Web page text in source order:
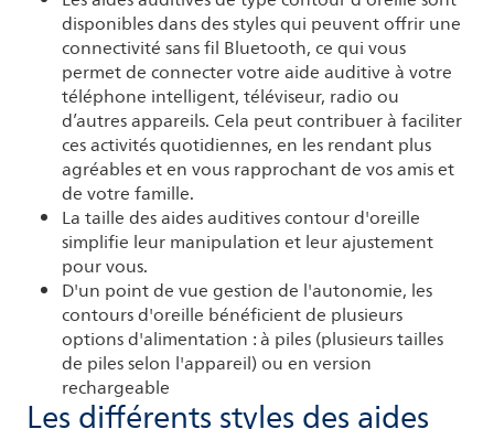
disponibles dans des styles qui peuvent offrir une
connectivité sans fil Bluetooth, ce qui vous
permet de connecter votre aide auditive à votre
téléphone intelligent, téléviseur, radio ou
d’autres appareils. Cela peut contribuer à faciliter
ces activités quotidiennes, en les rendant plus
agréables et en vous rapprochant de vos amis et
de votre famille.
La taille des aides auditives contour d'oreille
simplifie leur manipulation et leur ajustement
pour vous.
D'un point de vue gestion de l'autonomie, les
contours d'oreille bénéficient de plusieurs
options d'alimentation : à piles (plusieurs tailles
de piles selon l'appareil) ou en version
rechargeable
Les différents styles des aides